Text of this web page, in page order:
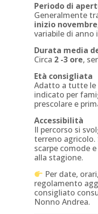
Periodo di
Generalmente
inizio novembre
variabile di anno
Durata media
Circa 2 -3 ore,
Età consigliata
Adatto a tutte le
indicato per
prescolare e
Accessibilità
Il percorso si
terreno
scarpe comode
alla stagione.
Per date,
regolamento
consigliato
Nonno Andrea.